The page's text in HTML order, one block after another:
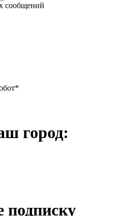
сообщений
*
город:
подписку